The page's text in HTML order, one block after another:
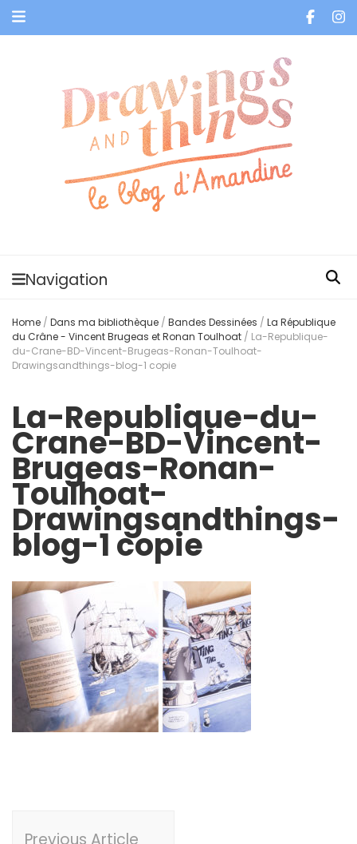
Navigation
Home / Dans ma bibliothèque / Bandes Dessinées / La République
du Crâne - Vincent Brugeas et Ronan Toulhoat / La-Republique-
du-Crane-BD-Vincent-Brugeas-Ronan-Toulhoat-
Drawingsandthings-blog-1 copie
La-Republique-du-
Crane-BD-Vincent-
Brugeas-Ronan-
Toulhoat-
Drawingsandthings-
blog-1 copie
Previous Article